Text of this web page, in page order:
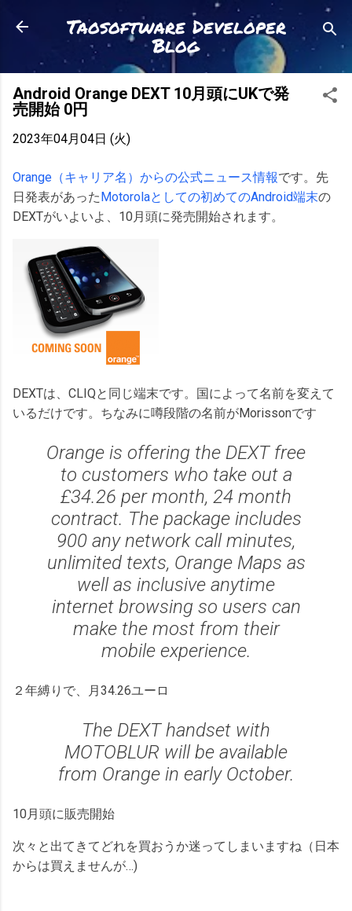
スキップしてメイン コンテンツに移動
Taosoftware Developer
Blog
Android Orange DEXT 10月頭にUKで発
売開始 0円
2023年04月04日 (火)
Orange（キャリア名）からの公式ニュース情報です。先
日発表があったMotorolaとしての初めてのAndroid端末の
DEXTがいよいよ、10月頭に発売開始されます。
DEXTは、CLIQと同じ端末です。国によって名前を変えて
いるだけです。ちなみに噂段階の名前がMorissonです
Orange is offering the DEXT free
to customers who take out a
£34.26 per month, 24 month
contract. The package includes
900 any network call minutes,
unlimited texts, Orange Maps as
well as inclusive anytime
internet browsing so users can
make the most from their
mobile experience.
２年縛りで、月34.26ユーロ
The DEXT handset with
MOTOBLUR will be available
from Orange in early October.
10月頭に販売開始
次々と出てきてどれを買おうか迷ってしまいますね（日本
からは買えませんが…)